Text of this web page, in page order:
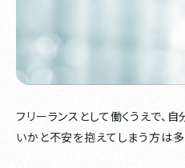
フリーランスとして働くうえで、
いかと不安を抱えてしまう方は多